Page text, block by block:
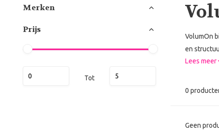
Merken
Prijs
Tot
VolumOn
en
Lees meer
0
Geen